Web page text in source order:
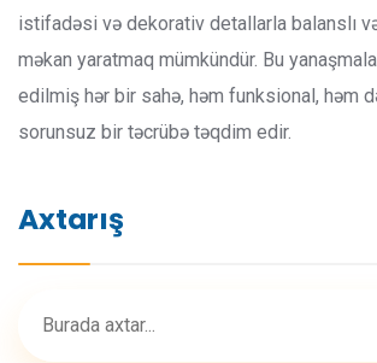
istifadəsi və dekorativ detallarla balanslı
məkan yaratmaq mümkündür. Bu
edilmiş hər bir sahə, həm funksional, həm
sorunsuz bir təcrübə təqdim edir.
Axtarış